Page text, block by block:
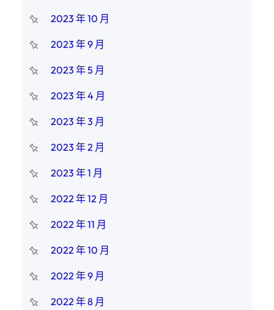
2023 年 10 月
2023 年 9 月
2023 年 5 月
2023 年 4 月
2023 年 3 月
2023 年 2 月
2023 年 1 月
2022 年 12 月
2022 年 11 月
2022 年 10 月
2022 年 9 月
2022 年 8 月